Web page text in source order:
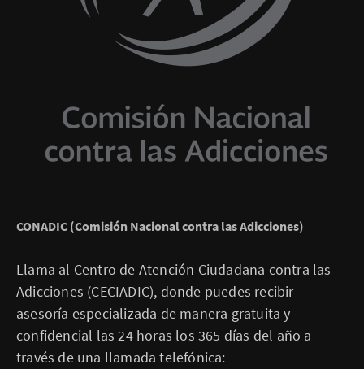
CONADIC (Comisión Nacional contra las Adicciones)
Llama al Centro de Atención Ciudadana contra las
Adicciones (CECIADIC), donde puedes recibir
asesoría especializada de manera gratuita y
confidencial las 24 horas los 365 días del año a
través de una llamada telefónica: